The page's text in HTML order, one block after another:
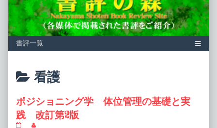
Posts
categoriezed
as
看護
ポジショニング学 体位管理の基礎と実
践 改訂第2版